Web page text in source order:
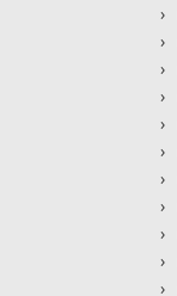
›
›
›
›
›
›
›
›
›
›
›